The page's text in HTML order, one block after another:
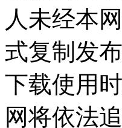
人未经本
式复制发
下载使用
网将依法